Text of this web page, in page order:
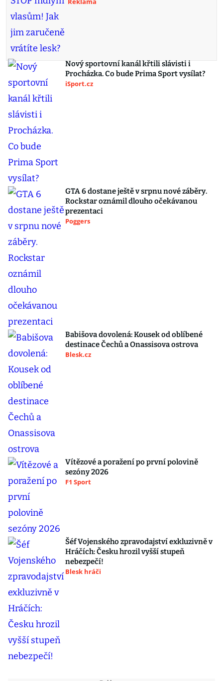
Nový sportovní kanál křtili slávisti i
Procházka. Co bude Prima Sport vysílat?
iSport.cz
GTA 6 dostane ještě v srpnu nové záběry.
Rockstar oznámil dlouho očekávanou
prezentaci
Poggers
Babišova dovolená: Kousek od oblíbené
destinace Čechů a Onassisova ostrova
Blesk.cz
Vítězové a poražení po první polovině
sezóny 2026
F1 Sport
Šéf Vojenského zpravodajství exkluzivně v
Hráčích: Česku hrozil vyšší stupeň
nebezpečí!
Blesk hráči